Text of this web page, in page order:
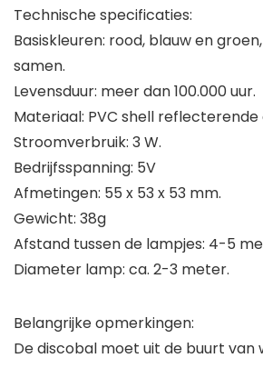
Technische specificaties:
Basiskleuren: rood, blauw en
samen.
Levensduur: meer dan 100.000 uur.
Materiaal: PVC shell reflecterende
Stroomverbruik: 3 W.
Bedrijfsspanning: 5V
Afmetingen: 55 x 53 x 53 mm.
Gewicht: 38g
Afstand tussen de lampjes: 4-5
Diameter lamp: ca. 2-3 meter.
Belangrijke opmerkingen:
De discobal moet uit de buurt van